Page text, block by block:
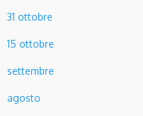
31 ottobre
15 ottobre
settembre
agosto